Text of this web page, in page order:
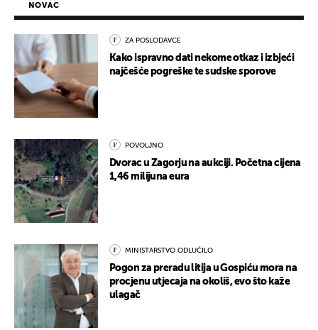
NOVAC
ZA POSLODAVCE
Kako ispravno dati nekome otkaz i izbjeći
najčešće pogreške te sudske sporove
POVOLJNO
Dvorac u Zagorju na aukciji. Početna cijena
1,46 milijuna eura
MINISTARSTVO ODLUČILO
Pogon za preradu litija u Gospiću mora na
procjenu utjecaja na okoliš, evo što kaže
ulagač